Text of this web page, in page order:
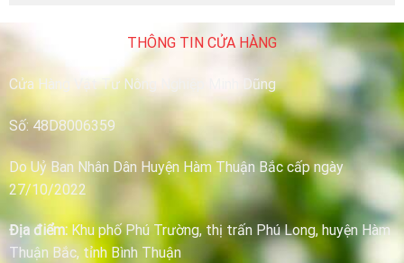
THÔNG TIN CỬA HÀNG
Cửa Hàng Vật Tư Nông Nghiệp Minh Dũng
Số: 48D8006359
Do Uỷ Ban Nhân Dân Huyện Hàm Thuận Bắc cấp ngày
27/10/2022
Địa điểm:Khu phố Phú Trường, thị trấn Phú Long, huyện Hàm
Thuận Bắc, tỉnh Bình Thuận